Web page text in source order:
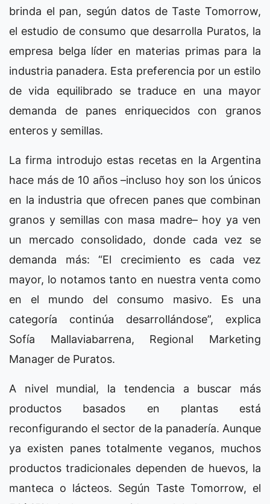
brinda el pan, según datos de Taste Tomorrow,
el estudio de consumo que desarrolla Puratos, la
empresa belga líder en materias primas para la
industria panadera. Esta preferencia por un estilo
de vida equilibrado se traduce en una mayor
demanda de panes enriquecidos con granos
enteros y semillas.
La firma introdujo estas recetas en la Argentina
hace más de 10 años –incluso hoy son los únicos
en la industria que ofrecen panes que combinan
granos y semillas con masa madre– hoy ya ven
un mercado consolidado, donde cada vez se
demanda más: “El crecimiento es cada vez
mayor, lo notamos tanto en nuestra venta como
en el mundo del consumo masivo. Es una
categoría continúa desarrollándose”, explica
Sofía Mallaviabarrena, Regional Marketing
Manager de Puratos.
A nivel mundial, la tendencia a buscar más
productos basados en plantas está
reconfigurando el sector de la panadería. Aunque
ya existen panes totalmente veganos, muchos
productos tradicionales dependen de huevos, la
manteca o lácteos. Según Taste Tomorrow, el